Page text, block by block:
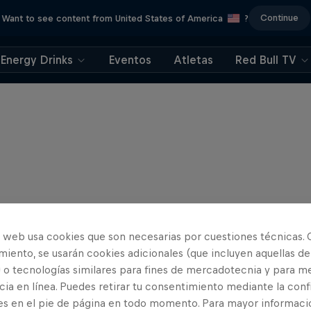
Want to see content from United States of America ? Continue
Energy Drinks Eventos Atletas Red Bull TV
web usa cookies que son necesarias por cuestiones técnicas.
se usarán cookies adicionales (que incluyen aquellas de
tecnologías similares para fines de mercadotecnia y para
en línea. Puedes retirar tu consentimiento mediante la
en el pie de página en todo momento. Para mayor